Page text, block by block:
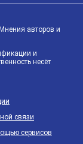
авторов и
и
несёт
связи
сервисов